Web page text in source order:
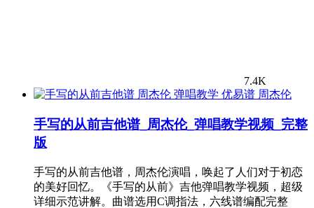
7.4K
周杰伦
手写的从前吉他谱_周杰伦_弹唱教学视频_完整
版
手写的从前吉他谱，周杰伦演唱，唤起了人们对于初恋
的美好回忆。《手写的从前》吉他弹唱教学视频，超级
详细示范讲解。曲谱选用C调指法，六线谱编配完整